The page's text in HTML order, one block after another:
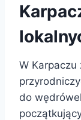
W
do